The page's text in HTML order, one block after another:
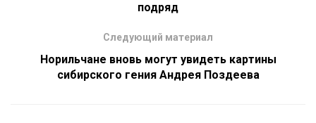
подряд
Следующий материал
Норильчане вновь могут увидеть картины
сибирского гения Андрея Поздеева